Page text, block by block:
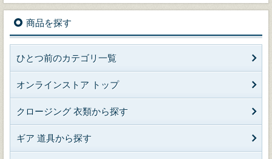
商品を探す
ひとつ前のカテゴリ一覧
オンラインストア トップ
クロージング 衣類から探す
ギア 道具から探す